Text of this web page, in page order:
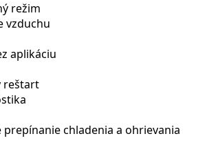
režim
vzduchu
aplikáciu
reštart
chladenia a ohrievania